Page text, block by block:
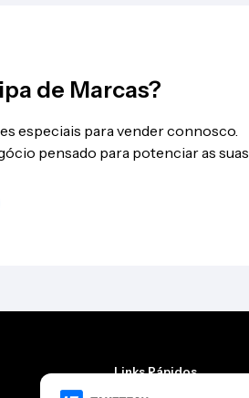
de Marcas?
especiais para vender connosco.
pensado para potenciar as
Links Rápidos